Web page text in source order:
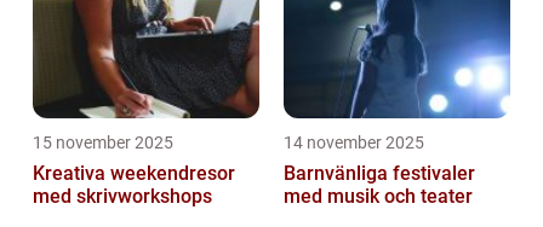
15 november 2025
Kreativa weekendresor
med skrivworkshops
14 november 2025
Barnvänliga festivaler
med musik och teater